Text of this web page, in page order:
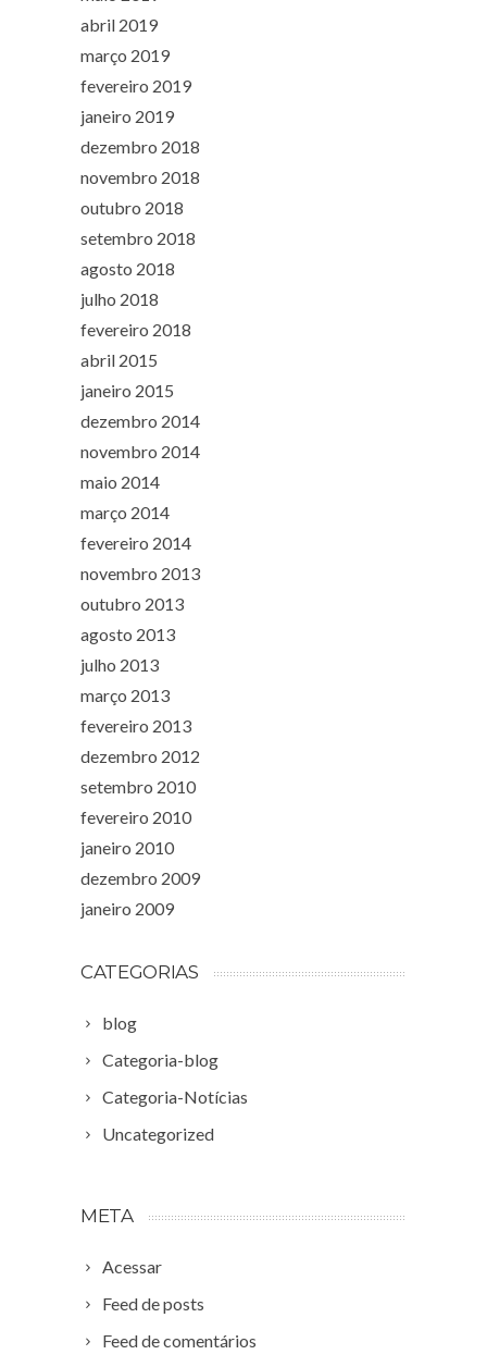
abril 2019
março 2019
fevereiro 2019
janeiro 2019
dezembro 2018
novembro 2018
outubro 2018
setembro 2018
agosto 2018
julho 2018
fevereiro 2018
abril 2015
janeiro 2015
dezembro 2014
novembro 2014
maio 2014
março 2014
fevereiro 2014
novembro 2013
outubro 2013
agosto 2013
julho 2013
março 2013
fevereiro 2013
dezembro 2012
setembro 2010
fevereiro 2010
janeiro 2010
dezembro 2009
janeiro 2009
CATEGORIAS
blog
Categoria-blog
Categoria-Notícias
Uncategorized
META
Acessar
Feed de posts
Feed de comentários